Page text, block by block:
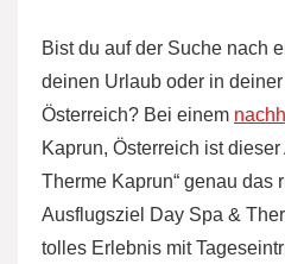
Bist du auf der Suche nach
deinen Urlaub oder in
Österreich? Bei einem
Kaprun, Österreich ist
Therme Kaprun“ genau das
Ausflugsziel Day Spa &
tolles Erlebnis mit